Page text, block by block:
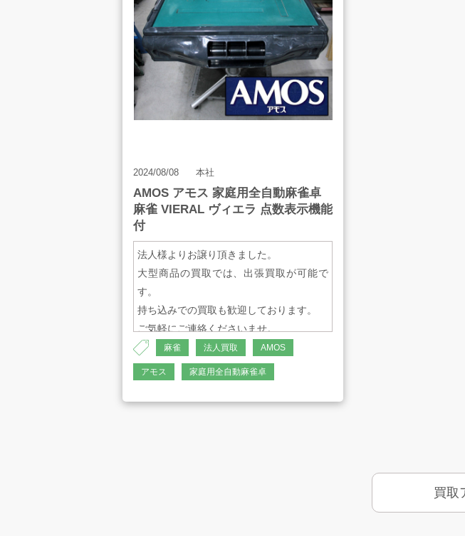
店舗案内
お知らせ
お問合せ
古物営業法に基づく表示
2024/08/08 本社
AMOS アモス 家庭用全自動麻雀卓
麻雀 VIERAL ヴィエラ 点数表示機能
付
法人様よりお譲り頂きました。
大型商品の買取では、出張買取が可能で
す。
持ち込みでの買取も歓迎しております。
ご気軽にご連絡くださいませ。
麻雀 法人買取 AMOS
アモス 家庭用全自動麻雀卓
買取